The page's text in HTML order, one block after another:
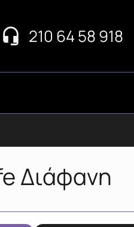
210 64 58 918
Διάφανη